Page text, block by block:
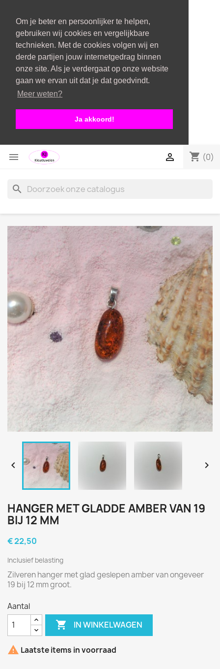
Om je beter en persoonlijker te helpen,
gebruiken wij cookies en vergelijkbare
technieken. Met de cookies volgen wij en
derde partijen jouw internetgedrag binnen
onze site. Als je verdergaat op onze website
gaan we ervan uit dat je dat goedvindt.
Meer weten?
Ja akkoord!
 shopping_cart (0)

search
 
HANGER MET GLADDE AMBER VAN 19
BIJ 12 MM
€ 22,50
Inclusief belasting
Zilveren hanger met glad geslepen amber van ongeveer
19 bij 12 mm groot.
Aantal
 IN WINKELWAGEN
 Laatste items in voorraad